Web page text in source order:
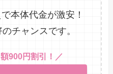
本体代金が激安！
チャンスです。
900円割引！ ／